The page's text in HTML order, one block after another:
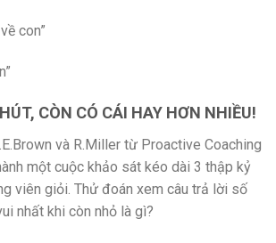
con”
CÒN CÓ CÁI HAY HƠN NHIỀU!
và R.Miller từ Proactive Coaching
một cuộc khảo sát kéo dài 3 thập kỷ
viên giỏi. Thử đoán xem câu trả lời số
nhất khi còn nhỏ là gì?